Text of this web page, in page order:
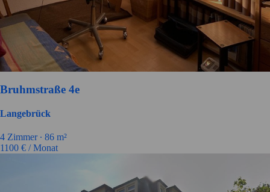
Bruhmstraße 4e
Langebrück
4 Zimmer ∙ 86 m²
1100 € / Monat